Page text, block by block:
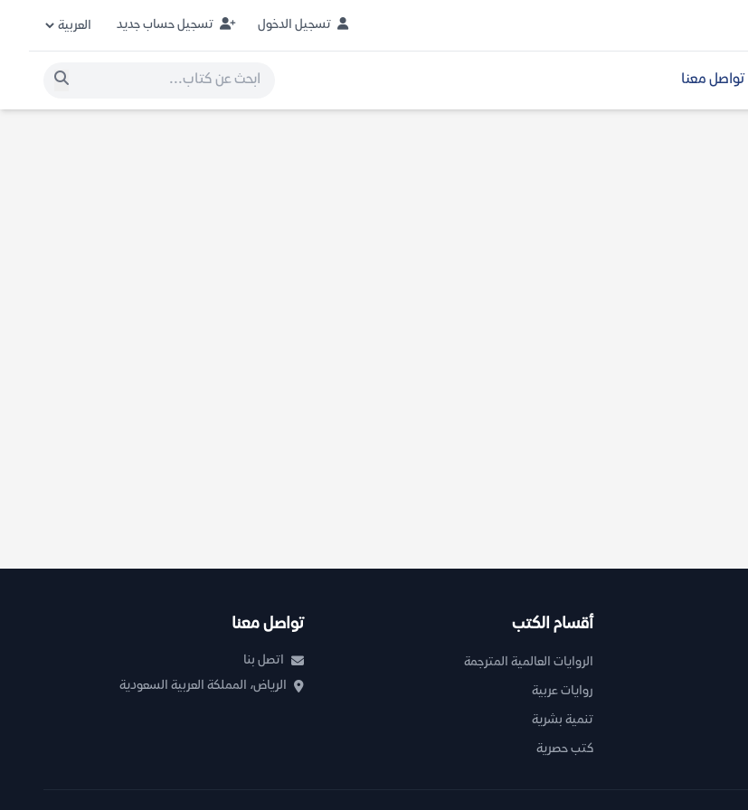
تسجيل الدخول تسجيل حساب جديد
تواصل معنا
أقسام الكتب
الروايات العالمية المترجمة
روايات عربية
تنمية بشرية
كتب حصرية
تواصل معنا
اتصل بنا
الرياض، المملكة العربية السعودية